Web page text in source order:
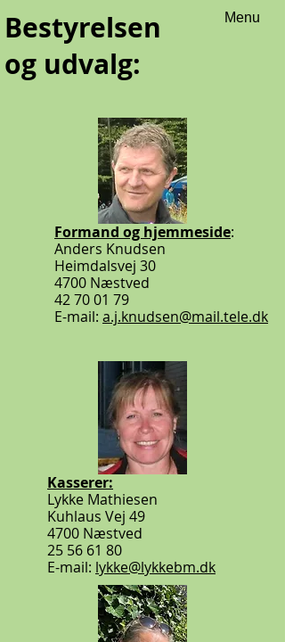
Bestyrelsen
og udvalg:
Menu
Formand og hjemmeside:
Anders Knudsen
Heimdalsvej 30
4700 Næstved
42 70 01 79
E-mail: a.j.knudsen@mail.tele.dk
Kasserer:
Lykke Mathiesen
Kuhlaus Vej 49
4700 Næstved
25 56 61 80
E-mail: lykke@lykkebm.dk